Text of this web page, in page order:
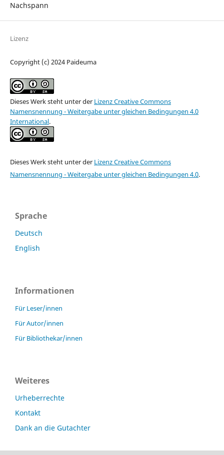
Nachspann
Lizenz
Copyright (c) 2024 Paideuma
Dieses Werk steht unter der Lizenz Creative Commons
Namensnennung - Weitergabe unter gleichen Bedingungen 4.0
International.
Dieses Werk steht unter der Lizenz Creative Commons
Namensnennung - Weitergabe unter gleichen Bedingungen 4.0.
Sprache
Deutsch
English
Informationen
Für Leser/innen
Für Autor/innen
Für Bibliothekar/innen
Weiteres
Urheberrechte
Kontakt
Dank an die Gutachter